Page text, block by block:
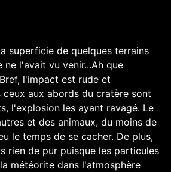
superficie de quelques terrains
l'avait vu venir...Ah que
l'impact est rude et
aux abords du cratère sont
l'explosion les ayant ravagé. Le
et des animaux, du moins de
le temps de se cacher. De plus,
rien de pur puisque les particules
météorite dans l'atmosphère